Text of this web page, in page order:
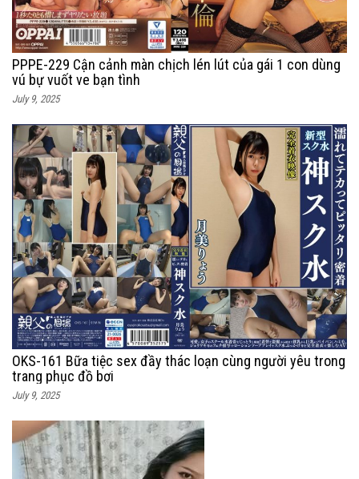
PPPE-229 Cận cảnh màn chịch lén lút của gái 1 con dùng
vú bự vuốt ve bạn tình
July 9, 2025
OKS-161 Bữa tiệc sex đầy thác loạn cùng người yêu trong
trang phục đồ bơi
July 9, 2025